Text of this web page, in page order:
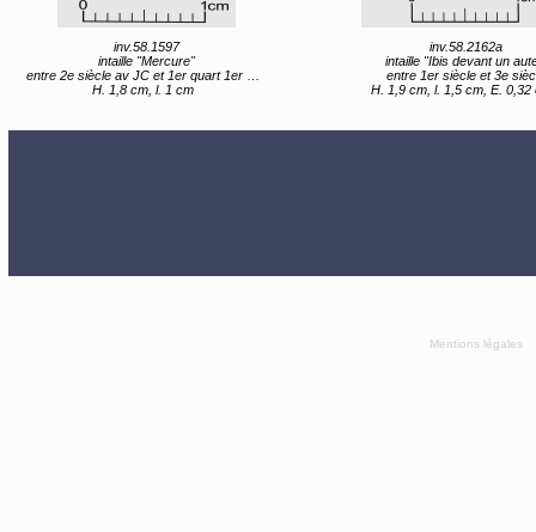
inv.58.1597
intaille "Mercure"
entre 2e siècle av JC et 1er quart 1er siècle av JC
H. 1,8 cm, l. 1 cm
inv.58.2162a
intaille "Ibis devant un
entre 1er siècle et 3e
H. 1,9 cm, l. 1,5 cm, E. 0,32
Mentions légales